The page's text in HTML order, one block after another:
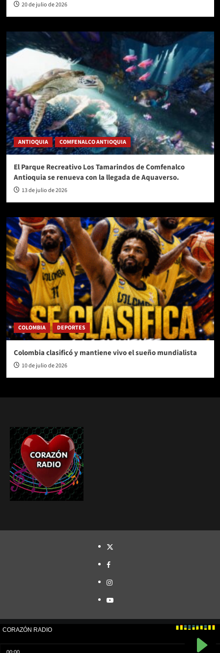
20 de julio de 2026
ANTIOQUIA COMFENALCO ANTIOQUIA
El Parque Recreativo Los Tamarindos de Comfenalco
Antioquia se renueva con la llegada de Aquaverso.
13 de julio de 2026
COLOMBIA DEPORTES
Colombia clasificó y mantiene vivo el sueño mundialista
10 de julio de 2026
TWITTER
FACEBOOK
INSTAGRAM
YOUTUBE